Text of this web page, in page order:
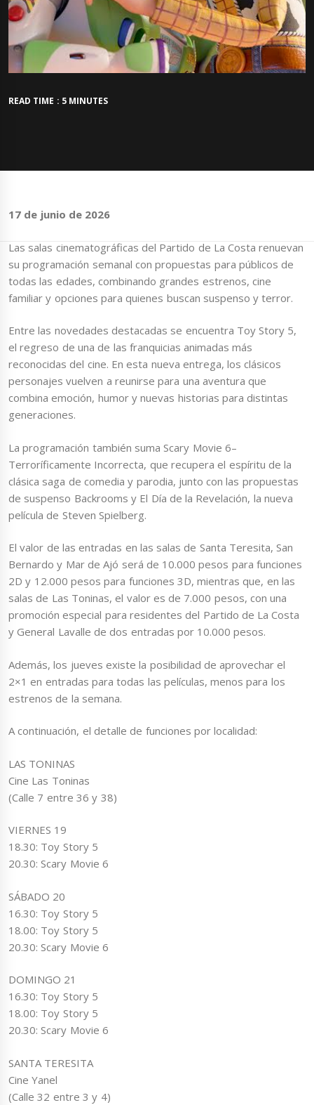
READ TIME : 5 MINUTES
17 de junio de 2026
Las salas cinematográficas del Partido de La Costa renuevan
su programación semanal con propuestas para públicos de
todas las edades, combinando grandes estrenos, cine
familiar y opciones para quienes buscan suspenso y terror.
Entre las novedades destacadas se encuentra Toy Story 5,
el regreso de una de las franquicias animadas más
reconocidas del cine. En esta nueva entrega, los clásicos
personajes vuelven a reunirse para una aventura que
combina emoción, humor y nuevas historias para distintas
generaciones.
La programación también suma Scary Movie 6–
Terroríficamente Incorrecta, que recupera el espíritu de la
clásica saga de comedia y parodia, junto con las propuestas
de suspenso Backrooms y El Día de la Revelación, la nueva
película de Steven Spielberg.
El valor de las entradas en las salas de Santa Teresita, San
Bernardo y Mar de Ajó será de 10.000 pesos para funciones
2D y 12.000 pesos para funciones 3D, mientras que, en las
salas de Las Toninas, el valor es de 7.000 pesos, con una
promoción especial para residentes del Partido de La Costa
y General Lavalle de dos entradas por 10.000 pesos.
Además, los jueves existe la posibilidad de aprovechar el
2×1 en entradas para todas las películas, menos para los
estrenos de la semana.
A continuación, el detalle de funciones por localidad:
LAS TONINAS
Cine Las Toninas
(Calle 7 entre 36 y 38)
VIERNES 19
18.30: Toy Story 5
20.30: Scary Movie 6
SÁBADO 20
16.30: Toy Story 5
18.00: Toy Story 5
20.30: Scary Movie 6
DOMINGO 21
16.30: Toy Story 5
18.00: Toy Story 5
20.30: Scary Movie 6
SANTA TERESITA
Cine Yanel
(Calle 32 entre 3 y 4)